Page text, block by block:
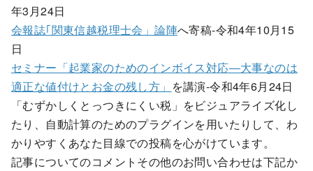
年3月24日
会報誌｢関東信越税理士会」論陣へ寄稿-令和4年10月15
日
セミナー「起業家のためのインボイス対応―大事なのは
適正な値付けとお金の残し方」 を講演-令和4年6月24日
「むずかしくとっつきにくい税」をビジュアライズ化し
たり、自動計算のためのプラグインを用いたりして、わ
かりやすくあなた目線での投稿を心がけています。
記事についてのコメントその他のお問い合わせは下記か